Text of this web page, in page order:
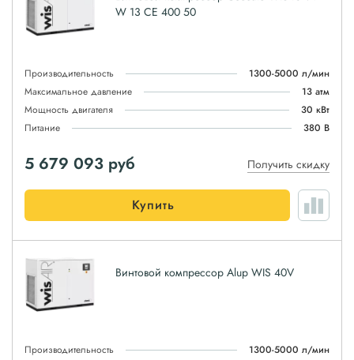
W 13 CE 400 50
Производительность
1300-5000 л/мин
Максимальное давление
13 атм
Мощность двигателя
30 кВт
Питание
380 В
5 679 093 руб Получить скидку
Купить
Винтовой компрессор Alup WIS 40V
Производительность
1300-5000 л/мин